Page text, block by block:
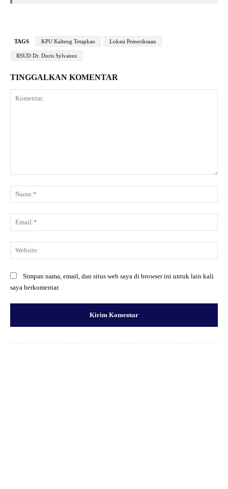
TAGS KPU Kalteng Tetapkan Lokasi Pemeriksaan
RSUD Dr. Doris Sylvanus
TINGGALKAN KOMENTAR
Simpan nama, email, dan situs web saya di browser ini untuk lain kali
saya berkomentar.